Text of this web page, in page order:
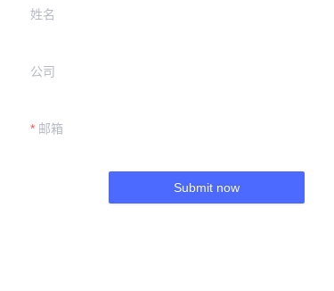
姓名
公司
邮箱
Submit now